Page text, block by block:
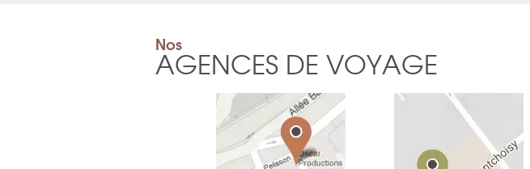
Nos
AGENCES DE VOYAGE